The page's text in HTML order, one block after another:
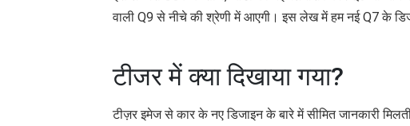
वाली Q9 से नीचे की श्रेणी में आएगी। इस लेख में हम नई Q7 के
टीजर में क्या दिखाया गया?
टीज़र इमेज से कार के नए डिजाइन के बारे में सीमित जानकारी